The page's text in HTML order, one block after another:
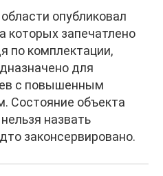
опубликовал
которых запечатлено
по комплектации,
для
с повышенным
Состояние объекта
назвать
законсервировано.